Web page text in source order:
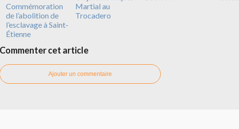
Commémoration
de l’abolition de
l’esclavage à Saint-
Étienne
Martial au
Trocadero
Commenter cet article
Ajouter un commentaire